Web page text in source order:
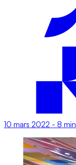
10 mars 2022 - 8 min